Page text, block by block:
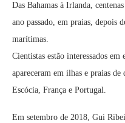
Das Bahamas à Irlanda,
ano passado, em praias, depois
marítimas.
Cientistas estão interessados em
apareceram em ilhas e praias
Escócia, França e Portugal.
Em setembro de 2018, Gui